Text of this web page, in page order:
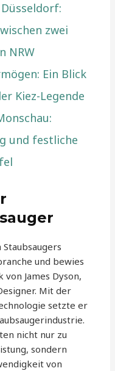
zwei
NRW
Ein Blick
Kiez-Legende
und festliche
und bewies
James Dyson,
Mit der
setzte er
nicht nur zu
sondern
von